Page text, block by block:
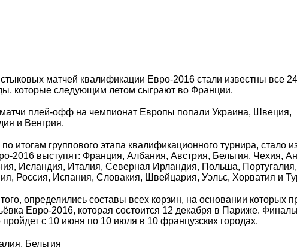
матчей квалификации Евро-2016 стали известны все 24
которые следующим летом сыграют во Франции.
плей-офф на чемпионат Европы попали Украина, Швеция,
и Венгрия.
итогам группового этапа квалификационного турнира, стало
2016 выступят: Франция, Албания, Австрия, Бельгия, Чехия,
Исландия, Италия, Северная Ирландия, Польша, Португалия,
Россия, Испания, Словакия, Швейцария, Уэльс, Хорватия и
определились составы всех корзин, на основании которых
Евро-2016, которая состоится 12 декабря в Париже.
пройдет с 10 июня по 10 июля в 10 французских городах.
Бельгия